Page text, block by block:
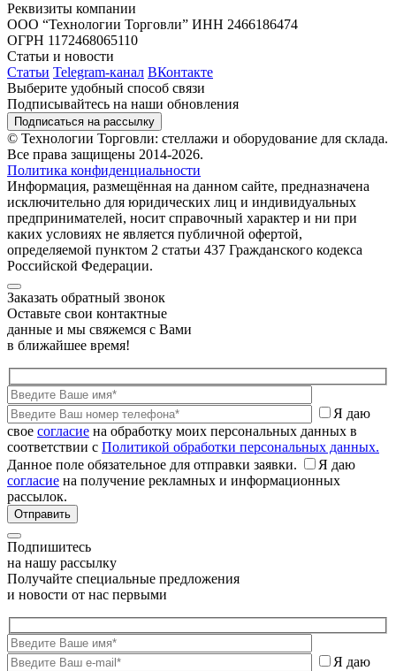
Реквизиты компании
ООО “Технологии Торговли” ИНН 2466186474
ОГРН 1172468065110
Статьи и новости
Статьи Telegram-канал ВКонтакте
Выберите удобный способ связи
Подписывайтесь на наши обновления
Подписаться на рассылку
© Технологии Торговли: стеллажи и оборудование для склада.
Все права защищены 2014-2026.
Политика конфиденциальности
Информация, размещённая на данном сайте, предназначена
исключительно для юридических лиц и индивидуальных
предпринимателей, носит справочный характер и ни при
каких условиях не является публичной офертой,
определяемой пунктом 2 статьи 437 Гражданского кодекса
Российской Федерации.
Заказать обратный звонок
Оставьте свои контактные
данные и мы свяжемся с Вами
в ближайшее время!
Я даю
свое согласие на обработку моих персональных данных в
соответствии с Политикой обработки персональных данных.
Данное поле обязательное для отправки заявки.
Я даю
согласие на получение рекламных и информационных
рассылок.
Подпишитесь
на нашу рассылку
Получайте специальные предложения
и новости от нас первыми
Я даю